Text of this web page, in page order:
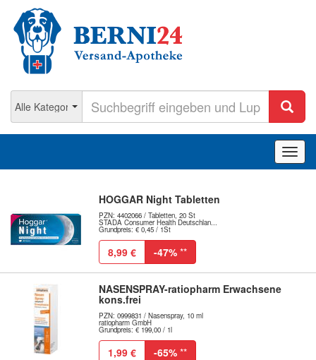
ein-/
HOGGAR Night Tabletten
PZN: 4402066 / Tabletten, 20 St
STADA Consumer Health Deutschlan...
Grundpreis: € 0,45 / 1St
8,99 € -47% **
NASENSPRAY-ratiopharm Erwachsene
kons.frei
PZN: 0999831 / Nasenspray, 10 ml
ratiopharm GmbH
Grundpreis: € 199,00 / 1l
1,99 € -65% **